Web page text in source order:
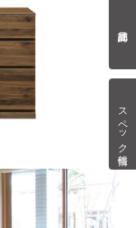
スペック情報